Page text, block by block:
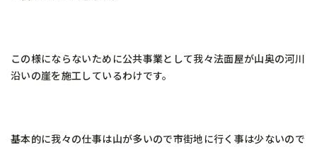
この様にならないために公共事業として我々法面屋が山奥の河川
沿いの崖を施工しているわけです。
基本的に我々の仕事は山が多いので市街地に行く事は少ないので